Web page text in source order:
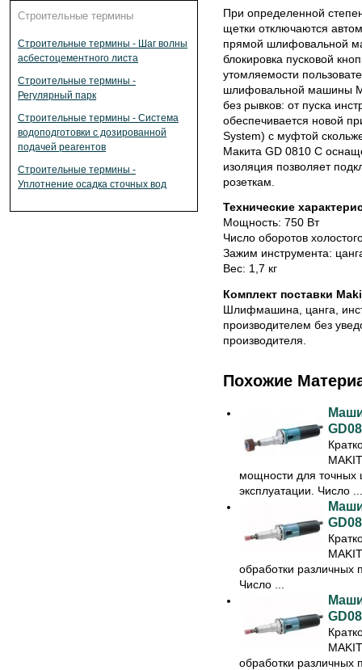
Строительные термины
Строительные термины - Шаг волны
асбестоцементного листа
Строительные термины -
Регулярный парк
Строительные термины - Система
водоподготовки с дозированной
подачей реагентов
Строительные термины -
Уплотнение осадка сточных вод
При определенной
щетки отключаются
прямой шлифовальной
блокировка пусковой
утомляемости
шлифовальной машины
без рывков: от пуска
обеспечивается новой
System) с муфтой
Макита GD 0810 C
изоляция позволяет
розеткам.
Технические
Мощность: 750 Вт
Число оборотов
Зажим инструмента:
Вес: 1,7 кг
Комплект поставки
Шлифмашина, цанга,
производителем без
производителя.
Похожие
мощности для точных
эксплуатации. Число ...
обработки различных
Число ...
обработки различных